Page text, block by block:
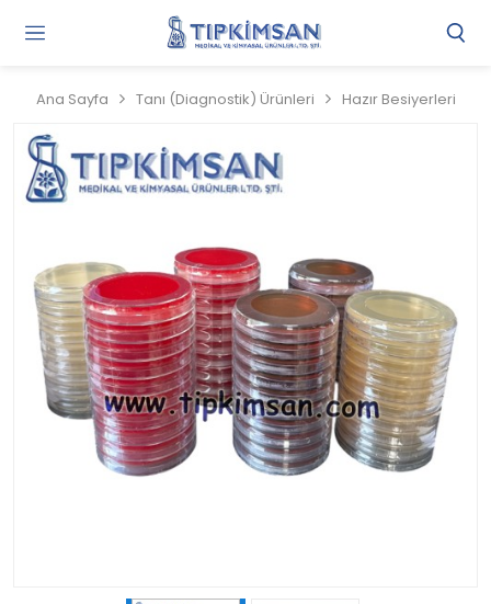
Ana Sayfa Tanı (Diagnostik) Ürünleri Hazır Besiyerleri